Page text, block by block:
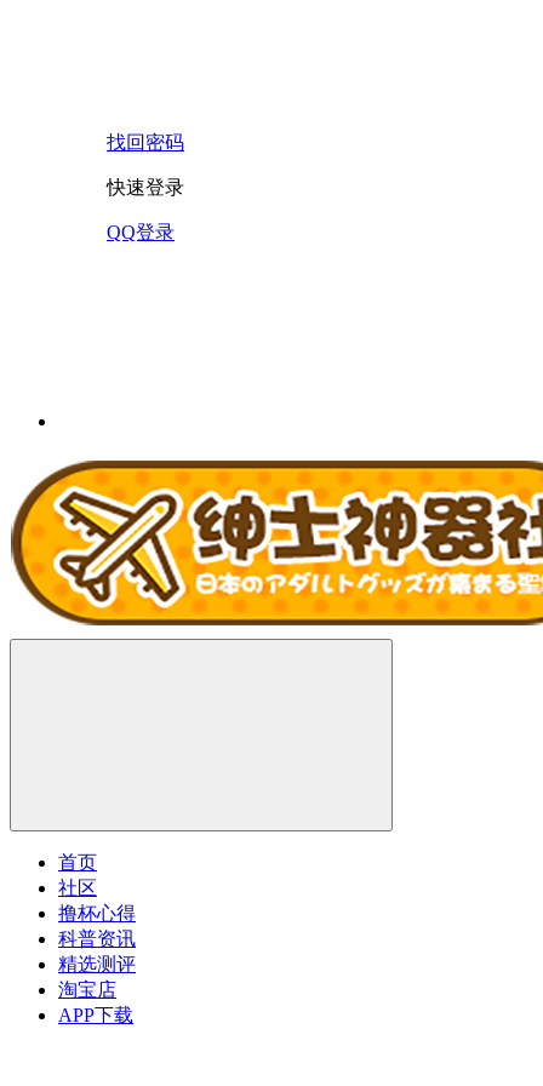
找回密码
快速登录
QQ登录
首页
社区
撸杯心得
科普资讯
精选测评
淘宝店
APP下载